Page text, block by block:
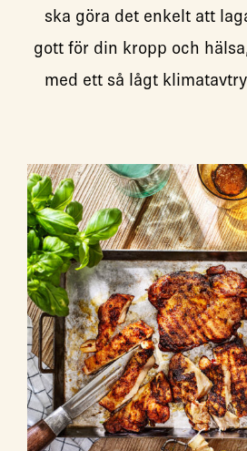
ska göra det enkelt att
gott för din kropp och
med ett så lågt